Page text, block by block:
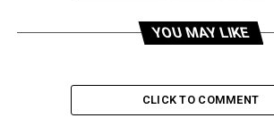
تركيز الأسواق على قرار الفائدة
YOU MAY LIKE
CLICK TO COMMENT